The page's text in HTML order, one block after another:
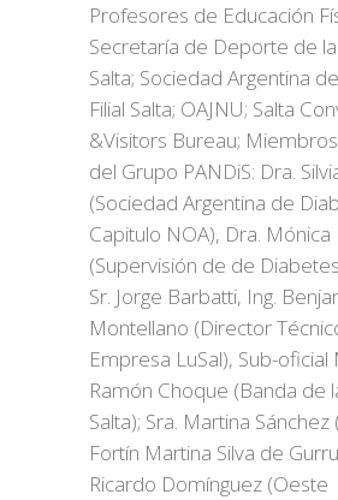
Profesores de Educación
Secretaría de Deporte de
Salta; Sociedad Argentina
Filial Salta; OAJNU; Salta
&Visitors Bureau;
del Grupo PANDiS: Dra.
(Sociedad Argentina de
Capitulo NOA), Dra.
(Supervisión de de
Sr. Jorge Barbatti, Ing.
Montellano (Director
Empresa LuSal), Sub-oficial
Ramón Choque (Banda de
Salta); Sra. Martina
Fortín Martina Silva de
Ricardo Domínguez (Oeste